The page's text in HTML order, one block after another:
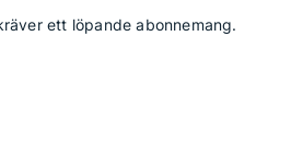
ett löpande abonnemang.